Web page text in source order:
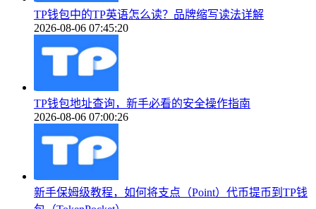
TP钱包中的TP英语怎么读？品牌缩写读法详解
2026-08-06 07:45:20
TP钱包地址查询，新手必看的安全操作指南
2026-08-06 07:00:26
新手保姆级教程，如何将支点（Point）代币提币到TP钱